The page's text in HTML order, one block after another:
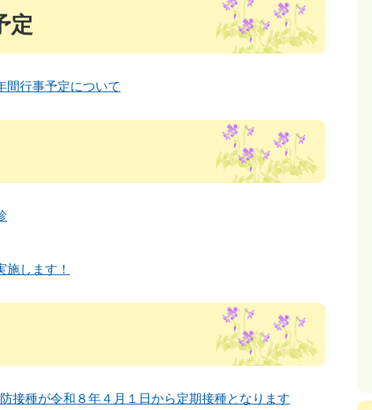
定
行事予定について
します！
接種が令和８年４月１日から定期接種となります